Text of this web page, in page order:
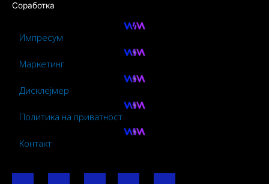
Соработка
Импресум
Маркетинг
Дисклејмер
Политика на приватност
Контакт